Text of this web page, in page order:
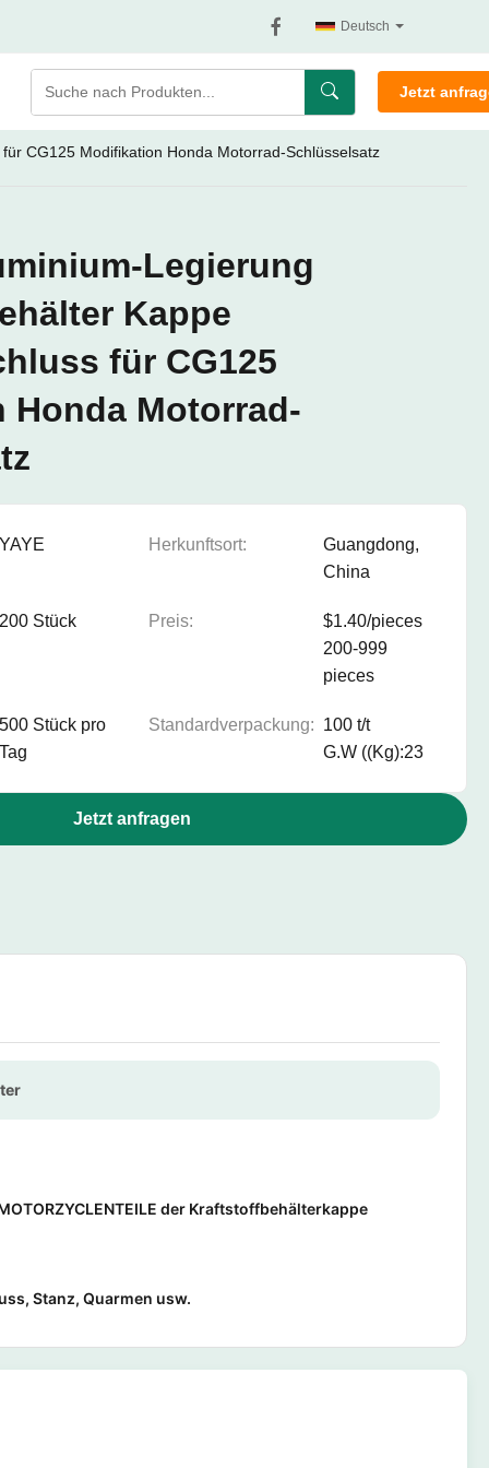
Deutsch
Jetzt
CG125 Modifikation Honda Motorrad-Schlüsselsatz
Legierung
Kappe
für CG125
Motorrad-
YAYE Herkunftsort:
Guangdong,
China
200 Stück Preis:
$1.40/pieces
200-999
pieces
500 Stück pro
Tag
Standardverpackung: 100 t/t
G.W ((Kg):23
Jetzt anfragen
der Kraftstoffbehälterkappe
Stanz, Quarmen usw.